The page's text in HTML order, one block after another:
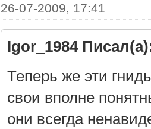
26-07-2009, 17:41
Igor_1984
Теперь же эти
свои вполне
они всегда